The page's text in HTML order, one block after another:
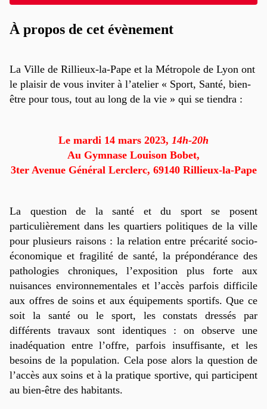
À propos de cet évènement
La Ville de Rillieux-la-Pape et la Métropole de Lyon ont
le plaisir de vous inviter à l’atelier « Sport, Santé, bien-
être pour tous, tout au long de la vie » qui se tiendra :
Le mardi 14 mars 2023, 14h-20h
Au Gymnase Louison Bobet,
3ter Avenue Général Lerclerc, 69140 Rillieux-la-Pape
La question de la santé et du sport se posent
particulièrement dans les quartiers politiques de la ville
pour plusieurs raisons : la relation entre précarité socio-
économique et fragilité de santé, la prépondérance des
pathologies chroniques, l’exposition plus forte aux
nuisances environnementales et l’accès parfois difficile
aux offres de soins et aux équipements sportifs. Que ce
soit la santé ou le sport, les constats dressés par
différents travaux sont identiques : on observe une
inadéquation entre l’offre, parfois insuffisante, et les
besoins de la population. Cela pose alors la question de
l’accès aux soins et à la pratique sportive, qui participent
au bien-être des habitants.